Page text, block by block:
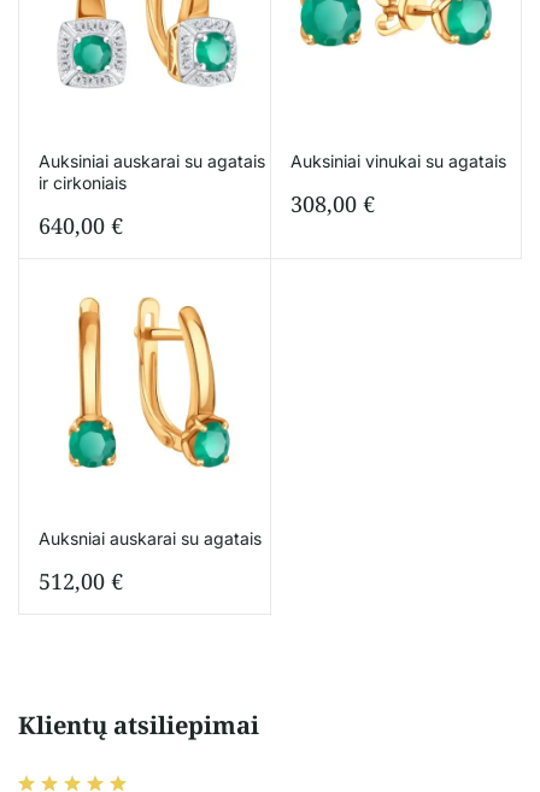
Auksiniai auskarai su agatais
ir cirkoniais
640,00 €
Auksiniai vinukai su agatais
308,00 €
Auksniai auskarai su agatais
512,00 €
Klientų atsiliepimai